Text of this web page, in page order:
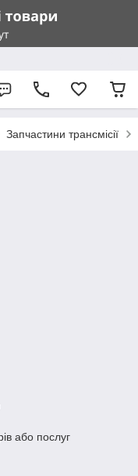
Запчастини трансмісії
або послуг